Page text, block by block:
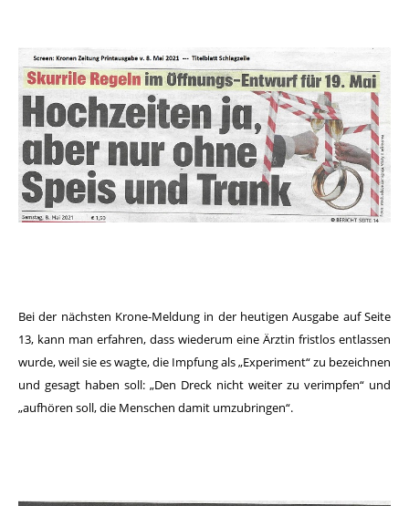
Bei der nächsten Krone-Meldung in der heutigen Ausgabe auf Seite
13, kann man erfahren, dass wiederum eine Ärztin fristlos entlassen
wurde, weil sie es wagte, die Impfung als „Experiment“ zu bezeichnen
und gesagt haben soll: „Den Dreck nicht weiter zu verimpfen“ und
„aufhören soll, die Menschen damit umzubringen“.